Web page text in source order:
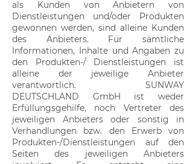
als Kunden von Anbietern von
Dienstleistungen und/oder Produkten
gewonnen werden, sind alleine Kunden
des Anbieters. Für sämtliche
Informationen, Inhalte und Angaben zu
den Produkten-/ Dienstleistungen ist
alleine der jeweilige Anbieter
verantwortlich. SUNWAY
DEUTSCHLAND GmbH ist weder
Erfüllungsgehilfe, noch Vertreter des
jeweiligen Anbieters oder sonstig in
Verhandlungen bzw. den Erwerb von
Produkten-/Dienstleistungen auf den
Seiten des jeweiligen Anbieters